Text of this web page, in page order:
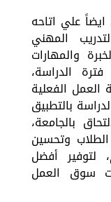
علي اتاحه
المهني
والمهارات
الدراسة،
الفعلية
بالتطبيق
بالجامعة،
وتحسين
لتوفير أفضل
سوق العمل